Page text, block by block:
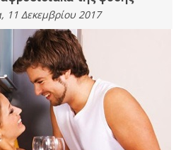
11 Δεκεμβρίου 2017